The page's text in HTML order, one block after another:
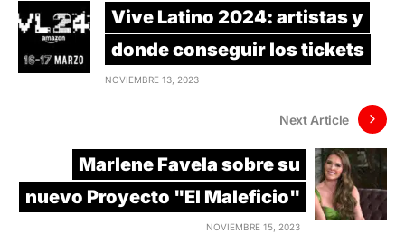
Vive Latino 2024: artistas y
donde conseguir los tickets
NOVIEMBRE 13, 2023
Next Article
Marlene Favela sobre su
nuevo Proyecto "El Maleficio"
NOVIEMBRE 15, 2023